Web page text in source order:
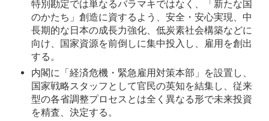
特別勘定では単なるバラマキではなく、「新たな国
のかたち」創造に資するよう、安全・安心実現、中
長期的な日本の成長力強化、低炭素社会構築などに
向け、国家資源を前倒しに集中投入し、雇用を創出
する。
内閣に「経済危機・緊急雇用対策本部」を設置し、
国家戦略スタッフとして官民の英知を結集し、従来
型の各省調整プロセスとは全く異なる形で未来投資
を精査、決定する。